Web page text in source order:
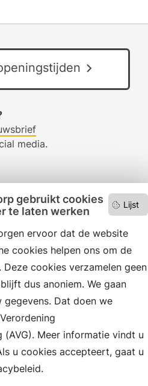
Lijst
gebruikt cookies
te laten werken
ervoor dat de website
cookies helpen ons om de
cookies verzamelen geen
dus anoniem. We gaan
Dat doen we
(AVG). Meer informatie vindt u
u cookies accepteert, gaat u
media.
Toegankelijkheid
Servicenormen
Vacatures